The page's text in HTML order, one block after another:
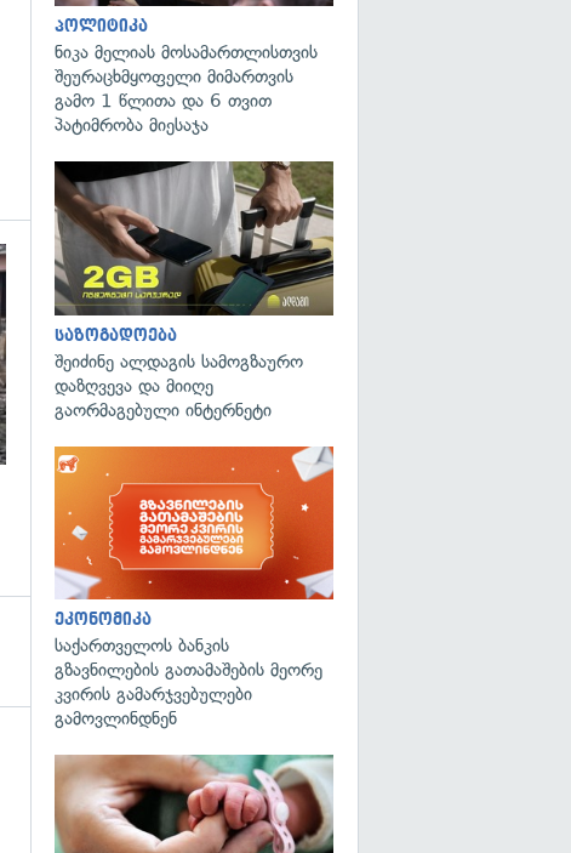
გადახედვა
პოლიტიკა
ნიკა მელიას მოსამართლისთვის
შეურაცხმყოფელი მიმართვის
გამო 1 წლითა და 6 თვით
პატიმრობა მიესაჯა
საზოგადოება
შეიძინე ალდაგის სამოგზაურო
დაზღვევა და მიიღე
გაორმაგებული ინტერნეტი
ეკონომიკა
საქართველოს ბანკის
გზავნილების გათამაშების მეორე
კვირის გამარჯვებულები
გამოვლინდნენ